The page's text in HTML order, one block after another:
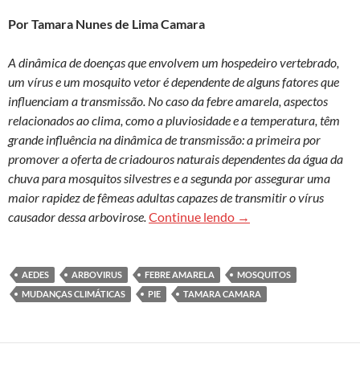
Por Tamara Nunes de Lima Camara
A dinâmica de doenças que envolvem um hospedeiro vertebrado,
um vírus e um mosquito vetor é dependente de alguns fatores que
influenciam a transmissão. No caso da febre amarela, aspectos
relacionados ao clima, como a pluviosidade e a temperatura, têm
grande influência na dinâmica de transmissão: a primeira por
promover a oferta de criadouros naturais dependentes da água da
chuva para mosquitos silvestres e a segunda por assegurar uma
maior rapidez de fêmeas adultas capazes de transmitir o vírus
causador dessa arbovirose.Continue lendo Mudanças climáticas
→
AEDES ARBOVIRUS FEBRE AMARELA
MOSQUITOS
MUDANÇAS CLIMÁTICAS
PIE TAMARA CAMARA